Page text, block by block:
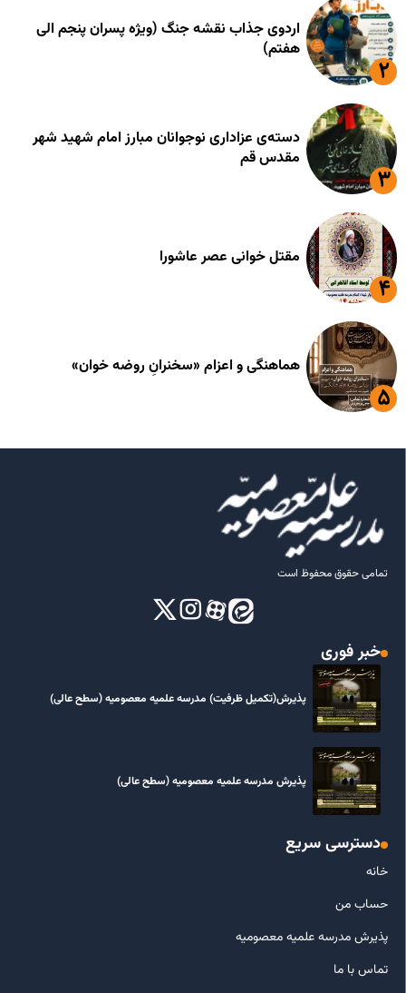
اردوی جذاب نقشه جنگ (ویژه پسران پنجم الی
هفتم)
دسته‌ی عزاداری نوجوانان مبارز امام شهید شهر
مقدس قم
مقتل خوانی عصر عاشورا
هماهنگی و اعزام «سخنرانِ روضه خوان»
تمامی حقوق محفوظ است
خبر فوری
پذیرش(تکمیل ظرفیت) مدرسه علمیه معصومیه‌ (سطح عالی)
پذیرش مدرسه علمیه معصومیه‌ (سطح عالی)
دسترسی سریع
خانه
حساب من
پذیرش مدرسه علمیه معصومیه
تماس با ما